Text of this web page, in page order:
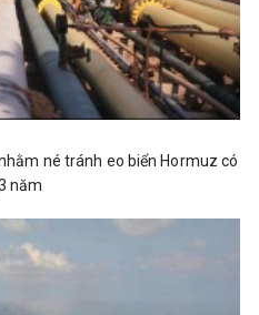
né tránh eo biển Hormuz có
năm